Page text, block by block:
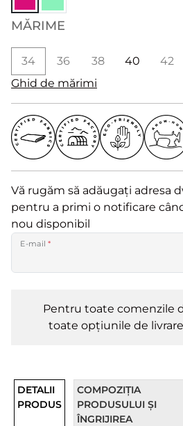
MĂRIME
34 36 38 40 42
Ghid de mărimi
Vă rugăm să adăugați adresa
pentru a primi o notificare
nou disponibil
E-mail*
Pentru toate comenzile
toate opțiunile de
DETALII
PRODUS
COMPOZIȚIA
PRODUSULUI ȘI
ÎNGRIJIREA